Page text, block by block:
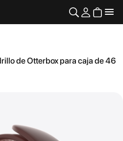
de Otterbox para caja de 46